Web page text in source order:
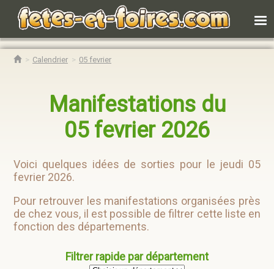
Calendrier 05 fevrier
Manifestations du
05 fevrier 2026
Voici quelques idées de sorties pour le jeudi 05
fevrier 2026.
Pour retrouver les manifestations organisées près
de chez vous, il est possible de filtrer cette liste en
fonction des départements.
Filtrer rapide par département